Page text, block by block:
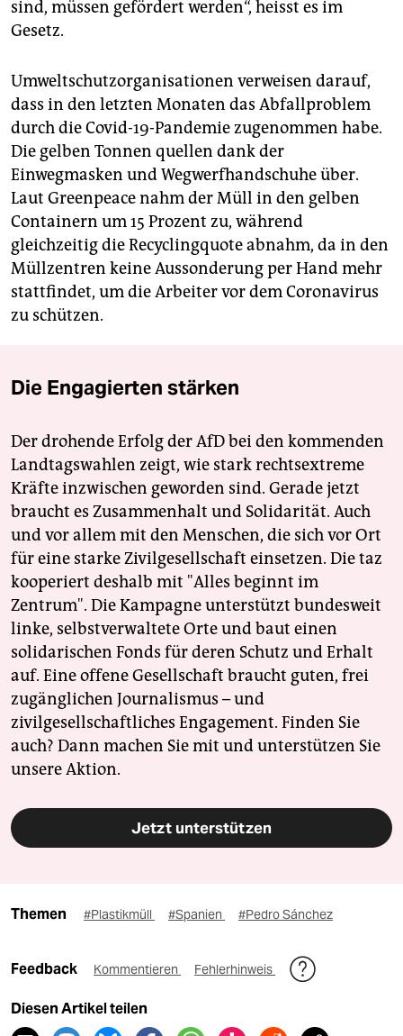
sind, müssen gefördert werden“, heisst es im
Gesetz.
Umweltschutzorganisationen verweisen darauf,
dass in den letzten Monaten das Abfallproblem
durch die Covid-19-Pandemie zugenommen habe.
Die gelben Tonnen quellen dank der
Einwegmasken und Wegwerfhandschuhe über.
Laut Greenpeace nahm der Müll in den gelben
Containern um 15 Prozent zu, während
gleichzeitig die Recyclingquote abnahm, da in den
Müllzentren keine Aussonderung per Hand mehr
stattfindet, um die Arbeiter vor dem Coronavirus
zu schützen.
Die Engagierten stärken
Der drohende Erfolg der AfD bei den kommenden
Landtagswahlen zeigt, wie stark rechtsextreme
Kräfte inzwischen geworden sind. Gerade jetzt
braucht es Zusammenhalt und Solidarität. Auch
und vor allem mit den Menschen, die sich vor Ort
für eine starke Zivilgesellschaft einsetzen. Die taz
kooperiert deshalb mit "Alles beginnt im
Zentrum". Die Kampagne unterstützt bundesweit
linke, selbstverwaltete Orte und baut einen
solidarischen Fonds für deren Schutz und Erhalt
auf. Eine offene Gesellschaft braucht guten, frei
zugänglichen Journalismus – und
zivilgesellschaftliches Engagement. Finden Sie
auch? Dann machen Sie mit und unterstützen Sie
unsere Aktion.
Jetzt unterstützen
Themen #Plastikmüll #Spanien #Pedro Sánchez
Feedback Kommentieren Fehlerhinweis
Diesen Artikel teilen